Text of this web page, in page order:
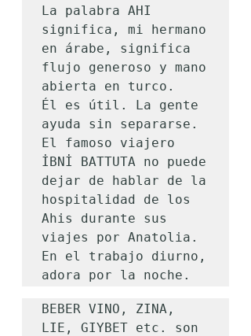
La palabra AHI
significa, mi hermano
en árabe, significa
flujo generoso y mano
abierta en turco.
Él es útil. La gente
ayuda sin separarse.
El famoso viajero
İBNİ BATTUTA no puede
dejar de hablar de la
hospitalidad de los
Ahis durante sus
viajes por Anatolia.
En el trabajo diurno,
adora por la noche.
BEBER VINO, ZINA,
LIE, GIYBET etc. son